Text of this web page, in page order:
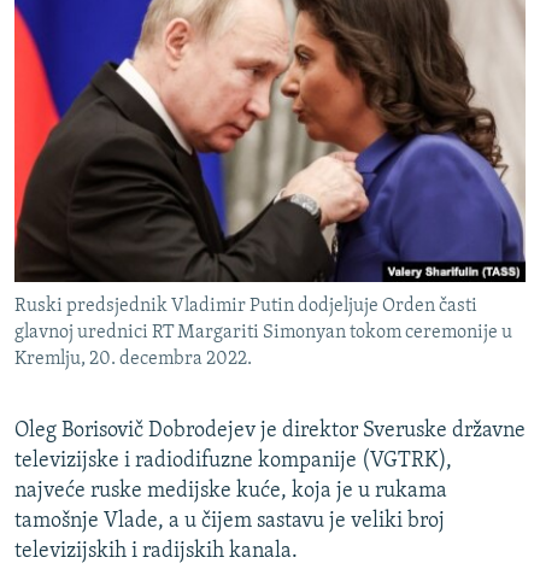
Ruski predsjednik Vladimir Putin dodjeljuje Orden časti
glavnoj urednici RT Margariti Simonyan tokom ceremonije u
Kremlju, 20. decembra 2022.
Oleg Borisovič Dobrodejev je direktor Sveruske državne
televizijske i radiodifuzne kompanije (VGTRK),
najveće ruske medijske kuće, koja je u rukama
tamošnje Vlade, a u čijem sastavu je veliki broj
televizijskih i radijskih kanala.